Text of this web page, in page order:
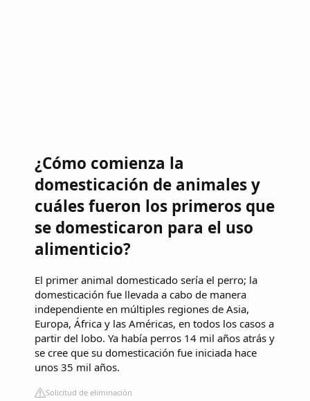
¿Cómo comienza la
domesticación de animales y
cuáles fueron los primeros que
se domesticaron para el uso
alimenticio?
El primer animal domesticado sería el perro; la
domesticación fue llevada a cabo de manera
independiente en múltiples regiones de Asia,
Europa, África y las Américas, en todos los casos a
partir del lobo. Ya había perros 14 mil años atrás y
se cree que su domesticación fue iniciada hace
unos 35 mil años.
Solicitud de eliminación